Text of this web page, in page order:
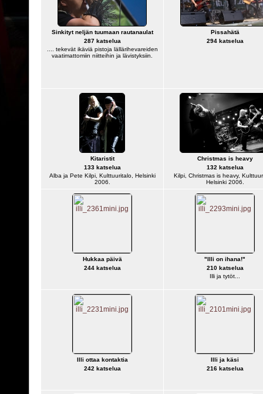
Sinkityt neljän tuumaan rautanaulat
287 katselua
.... tekevät ikäviä pistoja lällärihevareiden
vaatimattomiin niitteihin ja lävistyksiin.
Pissahätä
294 katselua
Kitaristit
133 katselua
Alba ja Pete Kilpi, Kulttuuritalo, Helsinki
2006.
Christmas is heavy
132 katselua
Kilpi, Christmas is heavy,
Helsinki 2006.
Hukkaa päivä
244 katselua
"Illi on ihana!"
210 katselua
Illi ja tytöt...
Illi ottaa kontaktia
242 katselua
Illi ja käsi
216 katselua